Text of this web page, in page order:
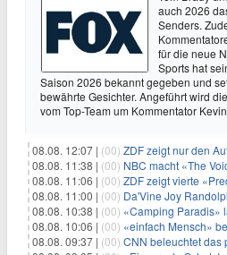
auch 2026
Senders.
für die neue
Sports hat
Saison 2026 bekannt gegeben und
bewährte Gesichter. Angeführt wird
vom Top-Team um Kommentator
08.08. 12:07 | (00) ZDF zeigt nur den
08.08. 11:38 | (00) NBC macht «The
08.08. 11:06 | (00) ZDF zeigt vierte
08.08. 11:00 | (00) Da'Vine Joy Randolph
08.08. 10:38 | (00) «Camping Paradis»
08.08. 10:06 | (00) «einfach Mensch» begleitet Robin
08.08. 09:37 | (00) CNN beleuchtet das